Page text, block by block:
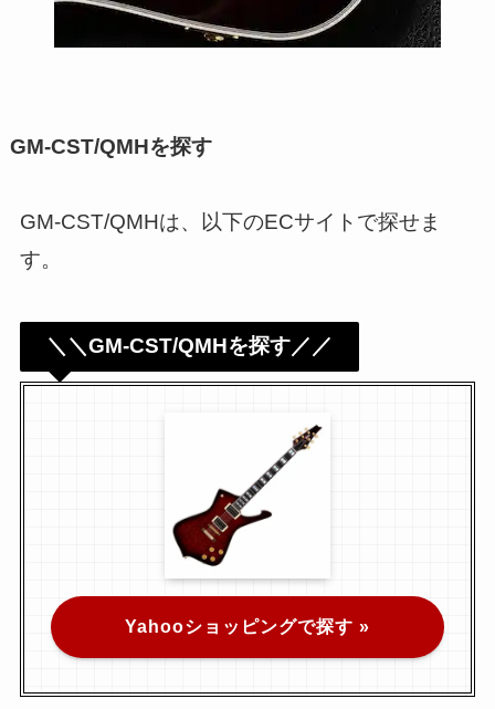
GM-CST/QMHを探す
GM-CST/QMHは、以下のECサイトで探せま
す。
＼＼GM-CST/QMHを探す／／
Yahooショッピングで探す »